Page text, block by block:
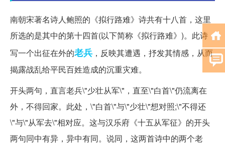
南朝宋著名诗人鲍照的《拟行路难》诗共有十八首，这里
所选的是其中的第十四首(以下简称《拟行路难》)。此诗
写一个出征在外的老兵 ，反映其遭遇，抒发其情感，从而
揭露战乱给平民百姓造成的沉重灾难。
开头两句，直言老兵\"少壮从军\"，直至\"白首\"仍流离在
外，不得回家。此处，\"白首\"与\"少壮\"想对照;\"不得还
\"与\"从军去\"相对应。这与汉乐府《十五从军征》的开头
两句同中有异，异中有同。说同，这两首诗中的两个老